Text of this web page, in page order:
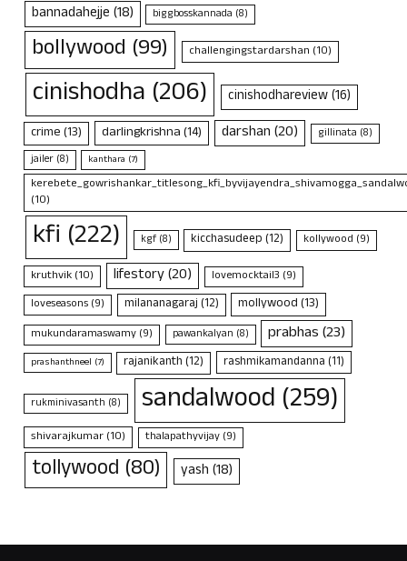
bannadahejje(18) biggbosskannada (8)
bollywood (99) challengingstardarshan (10)
cinishodha (206) cinishodhareview(16)
crime(13) darlingkrishna(14) darshan(20) gillinata (8)
jailer (8) kanthara (7)
(10)
kfi (222) kgf(8) kicchasudeep(12) kollywood (9)
kruthvik(10) lifestory(20) lovemocktail3 (9)
loveseasons (9) milananagaraj(12) mollywood(13)
mukundaramaswamy (9) pawankalyan (8) prabhas(23)
prashanthneel (7) rajanikanth(12) rashmikamandanna(11)
rukminivasanth (8) sandalwood (259)
shivarajkumar(10) thalapathyvijay(9)
tollywood (80) yash(18)